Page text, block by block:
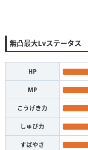
無凸最大Lvステータス
HP
MP
こうげき力
しゅび力
すばやさ